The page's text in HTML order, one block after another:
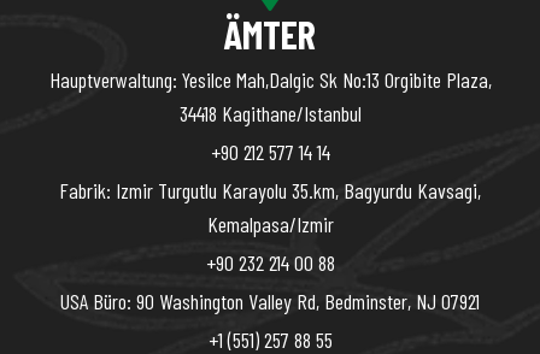
ÄMTER
Hauptverwaltung: Yesilce Mah,Dalgic Sk No:13 Orgibite Plaza,
34418 Kagithane/Istanbul
+90 212 577 14 14
Fabrik: Izmir Turgutlu Karayolu 35.km, Bagyurdu Kavsagi,
Kemalpasa/Izmir
+90 232 214 00 88
USA Büro: 90 Washington Valley Rd, Bedminster, NJ 07921
+1 (551) 257 88 55